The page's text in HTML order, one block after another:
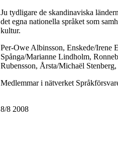
Ju tydligare de skandinaviska
det egna nationella språket som
kultur.
Per-Owe Albinsson, Enskede/Irene
Spånga/Marianne Lindholm,
Rubensson, Årsta/Michaël
Medlemmar i nätverket
8/8 2008